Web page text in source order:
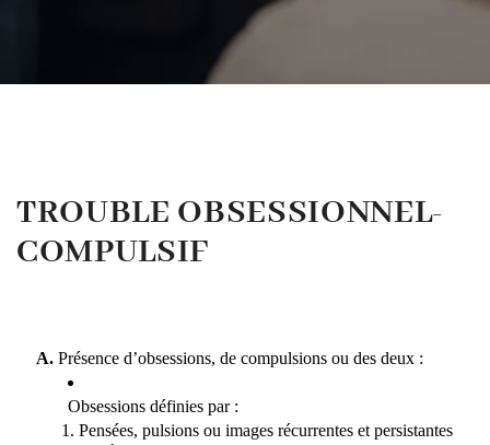
TROUBLE OBSESSIONNEL-
COMPULSIF
Présence d’obsessions, de compulsions ou des deux :
Obsessions définies par :
Pensées, pulsions ou images récurrentes et persistantes